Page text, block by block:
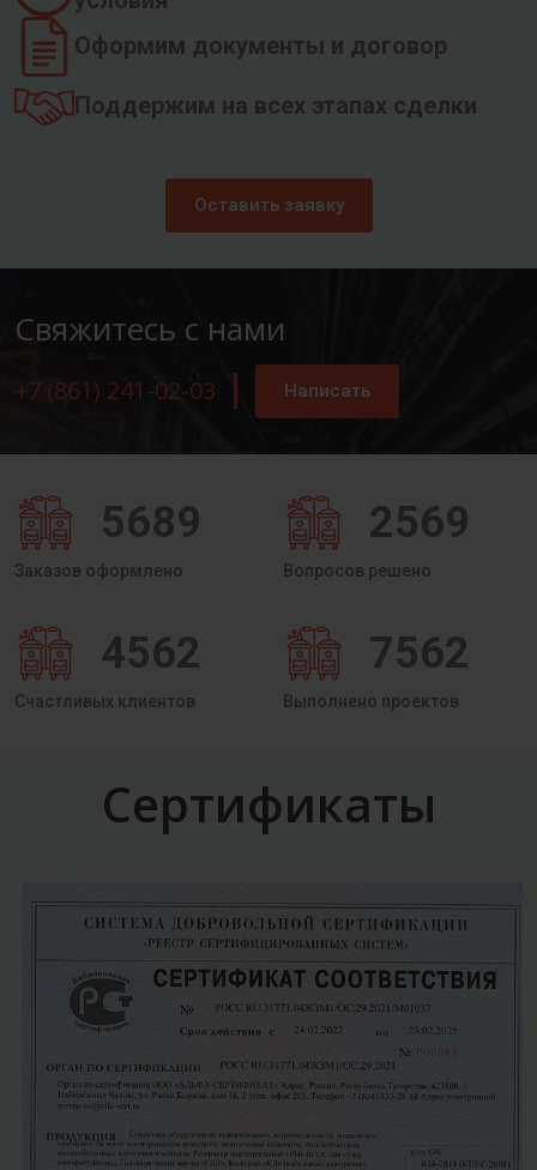
Оформим документы и договор
Поддержим на всех этапах сделки
Оставить заявку
Свяжитесь с нами
+7 (861) 241-02-03 Написать
5689
Заказов оформлено
2569
Вопросов решено
4562
Счастливых клиентов
7562
Выполнено проектов
Сертификаты